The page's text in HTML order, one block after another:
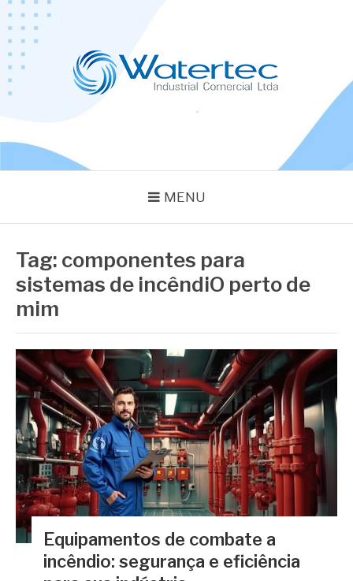
Pular
para
conteúdo
MENU
Tag: componentes para
sistemas de incêndiO perto de
mim
Equipamentos de combate a
incêndio: segurança e eficiência